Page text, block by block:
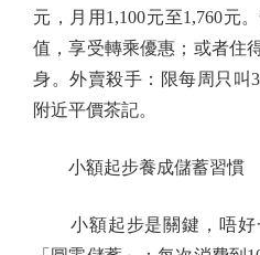
元，月用1,100元至1,760元
值，享受轉乘優惠；或者住
身。外賣殺手：限每周只叫
附近平價茶記。
小額起步養成儲蓄習慣
小額起步是關鍵，唔好